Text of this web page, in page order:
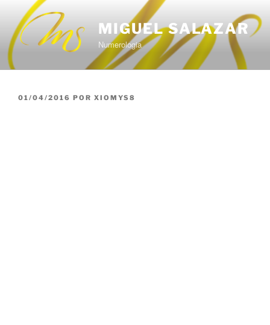
contenido
MIGUEL SALAZAR
Numerologia
PUBLICADO
01/04/2016 POR XIOMYS8